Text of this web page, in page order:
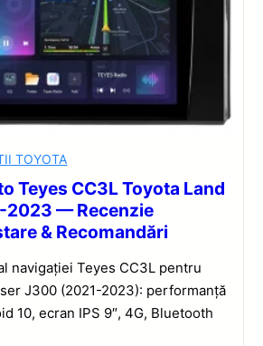
TOYOTA
Teyes CC3L Toyota Land
2023 — Recenzie
& Recomandări
navigației Teyes CC3L pentru
J300 (2021-2023): performanță
10, ecran IPS 9″, 4G, Bluetooth